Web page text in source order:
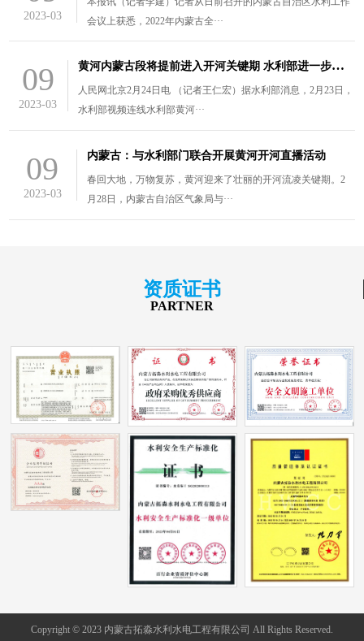
2023-03
会议上获悉，2022年内蒙古全···
09
2023-03
黄
河内蒙古段将提前进入开河关键期 水利部进一步部署防凌工作
人民网北京2月24日电 （记者王仁宏）据水利部消息，2月23日，
水利部视频连线水利部黄河···
09
2023-03
内蒙古：与水利部门联合开展黄河开河直播活动
春回大地，万物复苏，黄河迎来了壮丽的开河流凌关键期。2
月28日，内蒙古自治区气象局与···
资质证书
PARTNER
Copyright © 2023 内蒙古拓淼水利水电工程有限公司 All Rights Reserved.